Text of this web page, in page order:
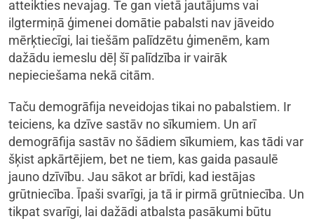
atteikties nevajag. Te gan vietā jautājums vai
ilgtermiņā ģimenei domātie pabalsti nav jāveido
mērķtiecīgi, lai tiešām palīdzētu ģimenēm, kam
dažādu iemeslu dēļ šī palīdzība ir vairāk
nepieciešama nekā citām.
Taču demogrāfija neveidojas tikai no pabalstiem. Ir
teiciens, ka dzīve sastāv no sīkumiem. Un arī
demogrāfija sastāv no šādiem sīkumiem, kas tādi var
šķist apkārtējiem, bet ne tiem, kas gaida pasaulē
jauno dzīvību. Jau sākot ar brīdi, kad iestājas
grūtniecība. Īpaši svarīgi, ja tā ir pirmā grūtniecība. Un
tikpat svarīgi, lai dažādi atbalsta pasākumi būtu